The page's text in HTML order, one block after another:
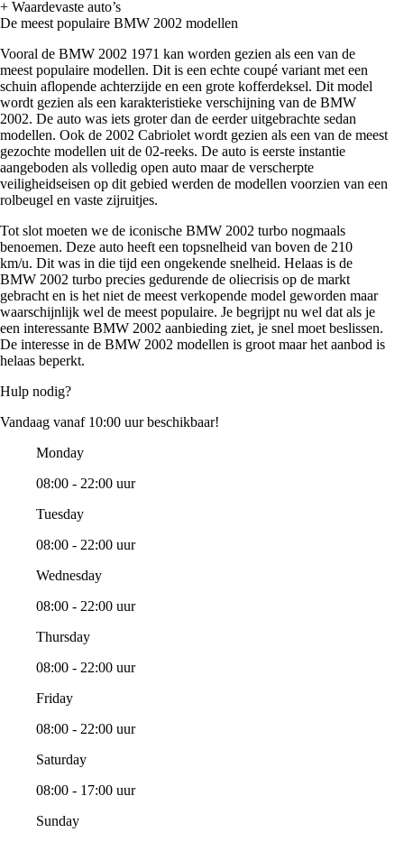
+ Waardevaste auto’s
De meest populaire BMW 2002 modellen
Vooral de BMW 2002 1971 kan worden gezien als een van de
meest populaire modellen. Dit is een echte coupé variant met een
schuin aflopende achterzijde en een grote kofferdeksel. Dit model
wordt gezien als een karakteristieke verschijning van de BMW
2002. De auto was iets groter dan de eerder uitgebrachte sedan
modellen. Ook de 2002 Cabriolet wordt gezien als een van de meest
gezochte modellen uit de 02-reeks. De auto is eerste instantie
aangeboden als volledig open auto maar de verscherpte
veiligheidseisen op dit gebied werden de modellen voorzien van een
rolbeugel en vaste zijruitjes.
Tot slot moeten we de iconische BMW 2002 turbo nogmaals
benoemen. Deze auto heeft een topsnelheid van boven de 210
km/u. Dit was in die tijd een ongekende snelheid. Helaas is de
BMW 2002 turbo precies gedurende de oliecrisis op de markt
gebracht en is het niet de meest verkopende model geworden maar
waarschijnlijk wel de meest populaire. Je begrijpt nu wel dat als je
een interessante BMW 2002 aanbieding ziet, je snel moet beslissen.
De interesse in de BMW 2002 modellen is groot maar het aanbod is
helaas beperkt.
Hulp nodig?
Vandaag vanaf 10:00 uur beschikbaar!
Monday
08:00 - 22:00 uur
Tuesday
08:00 - 22:00 uur
Wednesday
08:00 - 22:00 uur
Thursday
08:00 - 22:00 uur
Friday
08:00 - 22:00 uur
Saturday
08:00 - 17:00 uur
Sunday